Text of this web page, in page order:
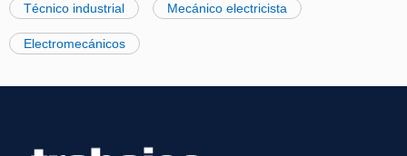
Técnico industrial Mecánico electricista
Electromecánicos